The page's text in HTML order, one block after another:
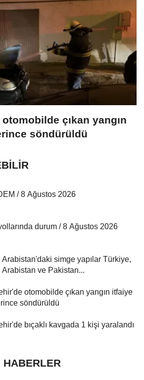
çıkan yangın
söndürüldü
/ 8 Ağustos 2026
durum / 8 Ağustos 2026
simge yapılar Türkiye,
Arabistan ve Pakistan...
otomobilde çıkan yangın itfaiye
söndürüldü
bıçaklı kavgada 1 kişi yaralandı
HABERLER